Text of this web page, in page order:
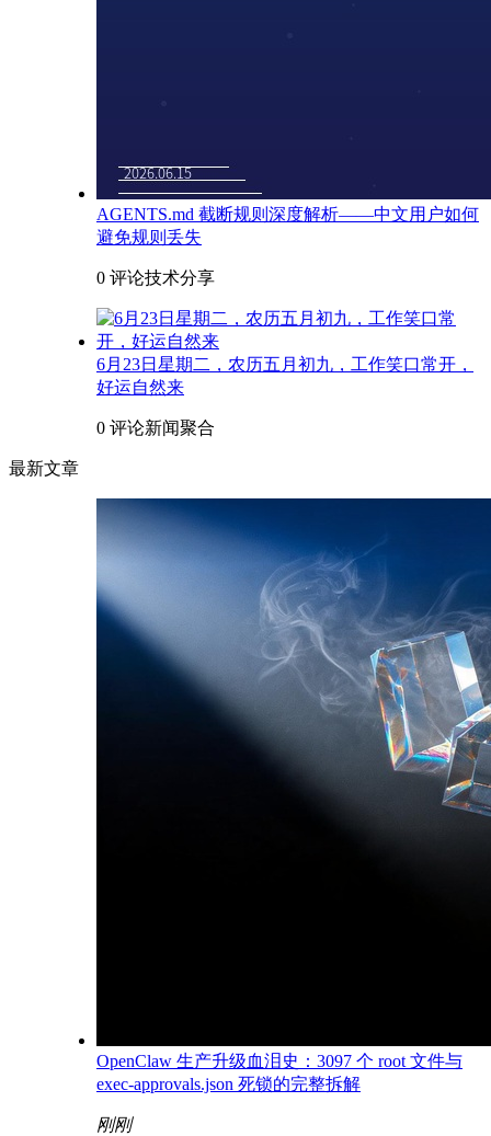
AGENTS.md 截断规则深度解析——中文用户如何
避免规则丢失
0 评论技术分享
6月23日星期二，农历五月初九，工作笑口常开，
好运自然来
0 评论新闻聚合
最新文章
OpenClaw 生产升级血泪史：3097 个 root 文件与
exec-approvals.json 死锁的完整拆解
刚刚